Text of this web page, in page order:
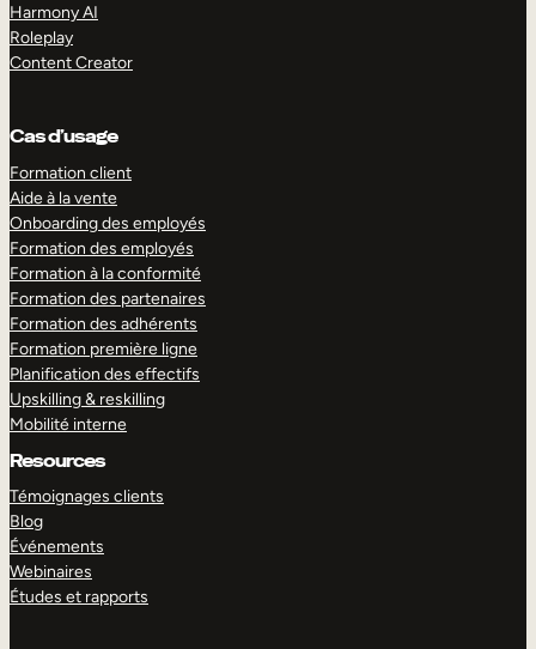
Harmony AI
Roleplay
Content Creator
Cas d’usage
Formation client
Aide à la vente
Onboarding des employés
Formation des employés
Formation à la conformité
Formation des partenaires
Formation des adhérents
Formation première ligne
Planification des effectifs
Upskilling & reskilling
Mobilité interne
Resources
Témoignages clients
Blog
Événements
Webinaires
Études et rapports